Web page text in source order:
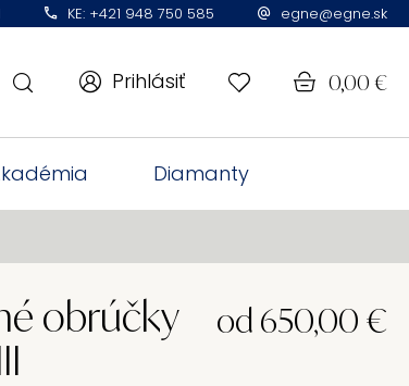
KE: +421 948 750 585 egne@egne.sk
Prihlásiť 0,00 €
Diamanty
obrúčky
od 650,00 €